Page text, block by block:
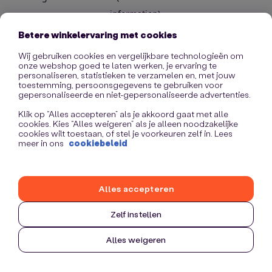
information).
Betere winkelervaring met cookies
Wij gebruiken cookies en vergelijkbare technologieën om
onze webshop goed te laten werken, je ervaring te
personaliseren, statistieken te verzamelen en, met jouw
toestemming, persoonsgegevens te gebruiken voor
gepersonaliseerde en niet-gepersonaliseerde advertenties.
Klik op “Alles accepteren” als je akkoord gaat met alle
cookies. Kies “Alles weigeren” als je alleen noodzakelijke
cookies wilt toestaan, of stel je voorkeuren zelf in. Lees
meer in ons cookiebeleid
Zelf instellen
Alles weigeren
Alles accepteren